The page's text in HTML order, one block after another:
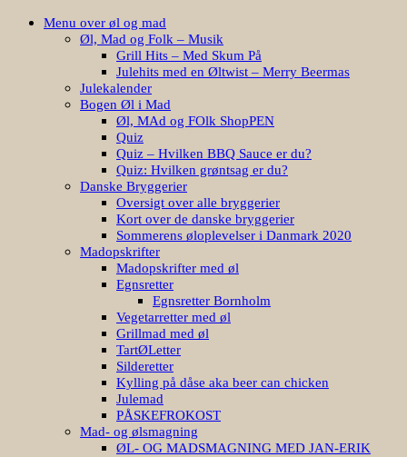
Menu over øl og mad
Øl, Mad og Folk – Musik
Grill Hits – Med Skum På
Julehits med en Øltwist – Merry Beermas
Julekalender
Bogen Øl i Mad
Øl, MAd og FOlk ShopPEN
Quiz
Quiz – Hvilken BBQ Sauce er du?
Quiz: Hvilken grøntsag er du?
Danske Bryggerier
Oversigt over alle bryggerier
Kort over de danske bryggerier
Sommerens øloplevelser i Danmark 2020
Madopskrifter
Madopskrifter med øl
Egnsretter
Egnsretter Bornholm
Vegetarretter med øl
Grillmad med øl
TartØLetter
Silderetter
Kylling på dåse aka beer can chicken
Julemad
PÅSKEFROKOST
Mad- og ølsmagning
ØL- OG MADSMAGNING MED JAN-ERIK